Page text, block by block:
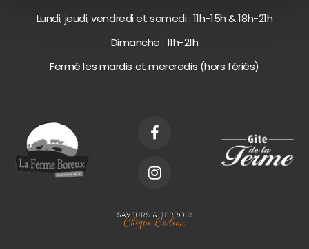
Lundi, jeudi, vendredi et samedi : 11h-15h & 18h-21h
Dimanche : 11h-21h
Fermé les mardis et mercredis (hors fériés)